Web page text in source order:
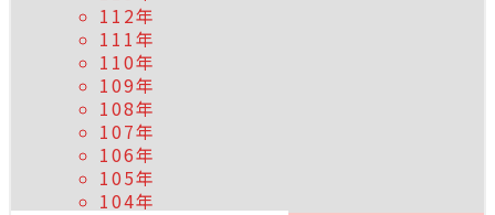
112年
111年
110年
109年
108年
107年
106年
105年
104年